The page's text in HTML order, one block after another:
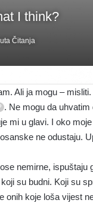
I think?
Čitanja
Ali ja mogu –
. Ne mogu da
mi u glavi. I oko
ne odustaju.
nemirne,
koji su budni. Koji su
onih koje loša vijest